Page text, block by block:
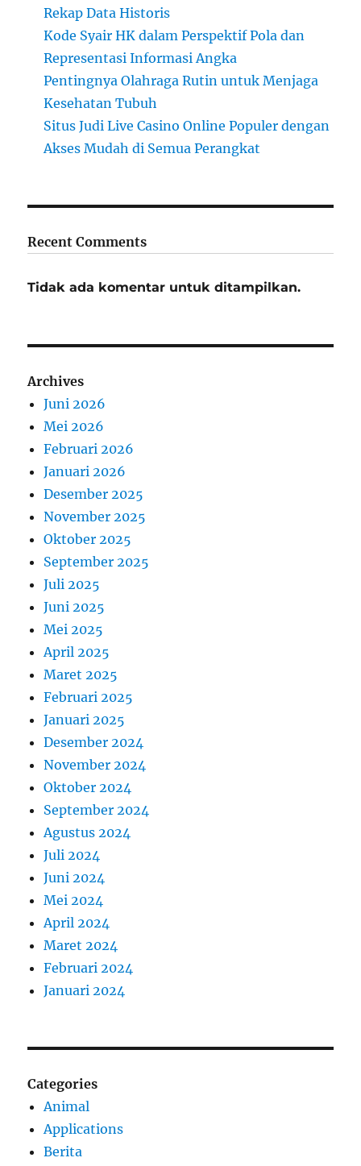
Rekap Data Historis
Kode Syair HK dalam Perspektif Pola dan
Representasi Informasi Angka
Pentingnya Olahraga Rutin untuk Menjaga
Kesehatan Tubuh
Situs Judi Live Casino Online Populer dengan
Akses Mudah di Semua Perangkat
Recent Comments
Tidak ada komentar untuk ditampilkan.
Archives
Juni 2026
Mei 2026
Februari 2026
Januari 2026
Desember 2025
November 2025
Oktober 2025
September 2025
Juli 2025
Juni 2025
Mei 2025
April 2025
Maret 2025
Februari 2025
Januari 2025
Desember 2024
November 2024
Oktober 2024
September 2024
Agustus 2024
Juli 2024
Juni 2024
Mei 2024
April 2024
Maret 2024
Februari 2024
Januari 2024
Categories
Animal
Applications
Berita